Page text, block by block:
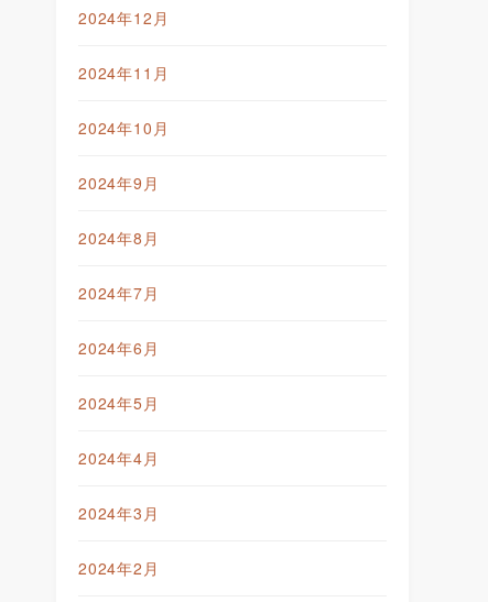
2024年12月
2024年11月
2024年10月
2024年9月
2024年8月
2024年7月
2024年6月
2024年5月
2024年4月
2024年3月
2024年2月